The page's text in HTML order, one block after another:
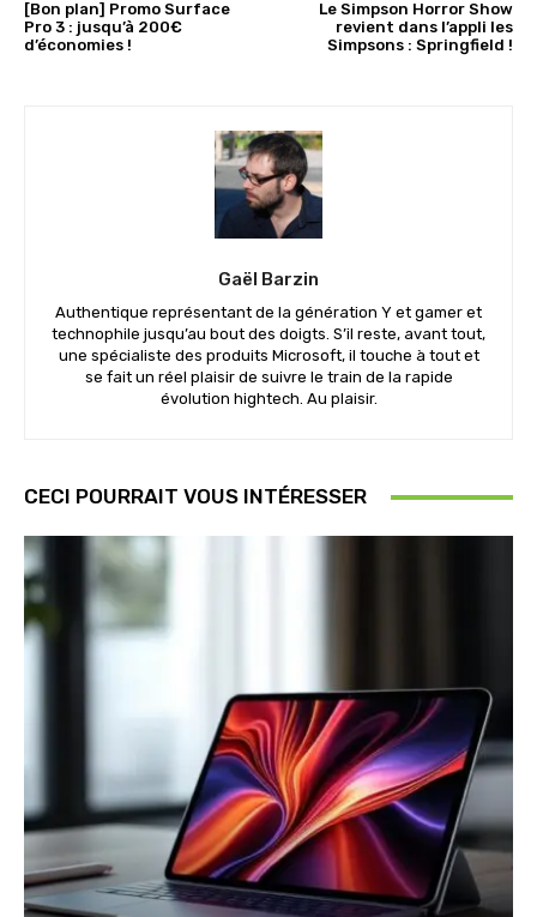
[Bon plan] Promo Surface
Pro 3 : jusqu’à 200€
d’économies !
Le Simpson Horror Show
revient dans l’appli les
Simpsons : Springfield !
Gaël Barzin
Authentique représentant de la génération Y et gamer et
technophile jusqu’au bout des doigts. S’il reste, avant tout,
une spécialiste des produits Microsoft, il touche à tout et
se fait un réel plaisir de suivre le train de la rapide
évolution hightech. Au plaisir.
CECI POURRAIT VOUS INTÉRESSER